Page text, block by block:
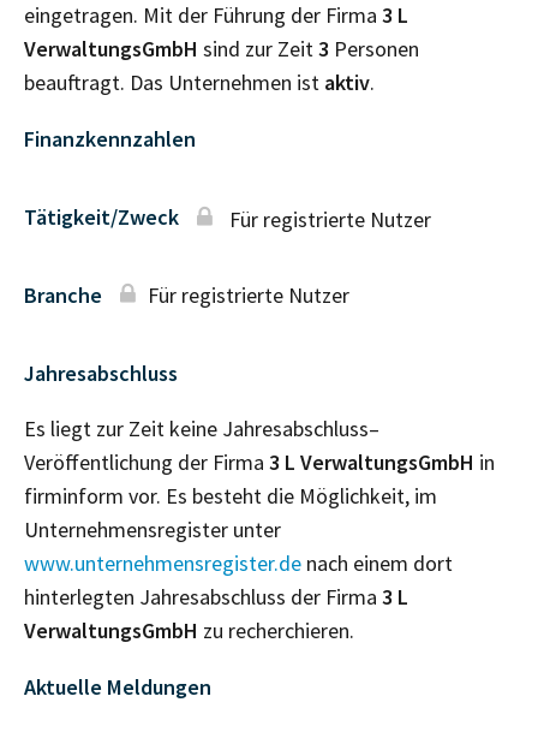
eingetragen. Mit der Führung der Firma 3 L
VerwaltungsGmbH sind zur Zeit3 Personen
beauftragt. Das Unternehmen ist aktiv.
Finanzkennzahlen
Tätigkeit/Zweck Für registrierte Nutzer
Branche Für registrierte Nutzer
Jahresabschluss
Es liegt zur Zeit keine Jahresabschluss–
Veröffentlichung der Firma 3 L VerwaltungsGmbH in
firminform vor. Es besteht die Möglichkeit, im
Unternehmensregister unter
www.unternehmensregister.de nach einem dort
hinterlegten Jahresabschluss der Firma 3 L
VerwaltungsGmbH zu recherchieren.
Aktuelle Meldungen